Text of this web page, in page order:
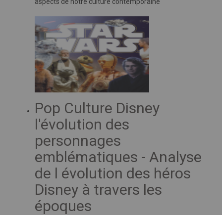
Pop Culture Disney
l'évolution des
personnages
emblématiques - Analyse
de l évolution des héros
Disney à travers les
époques